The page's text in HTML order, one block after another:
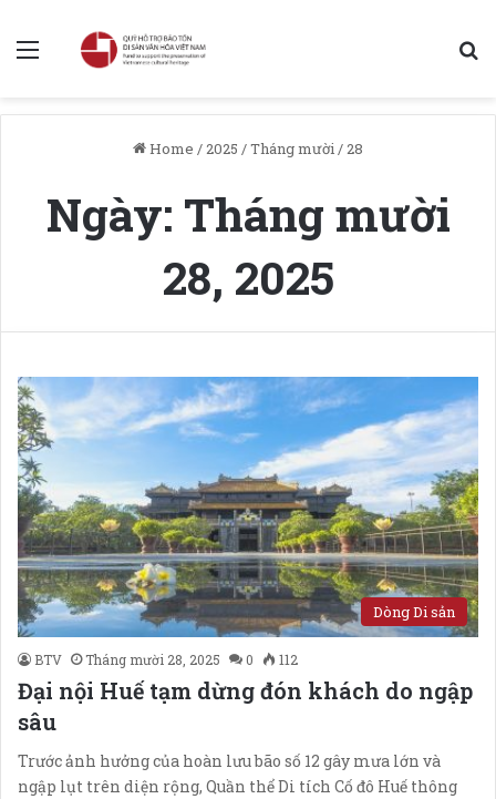
Menu
Home /2025 /Tháng mười/28
Ngày: Tháng mười
28, 2025
Dòng Di sản
BTV Tháng mười 28, 2025 0 112
Đại nội Huế tạm dừng đón khách do ngập
sâu
Trước ảnh hưởng của hoàn lưu bão số 12 gây mưa lớn và
ngập lụt trên diện rộng, Quần thể Di tích Cố đô Huế thông